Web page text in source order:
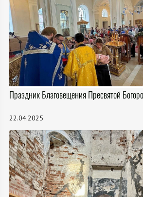
Праздник Благовещения Пресвятой
22.04.2025